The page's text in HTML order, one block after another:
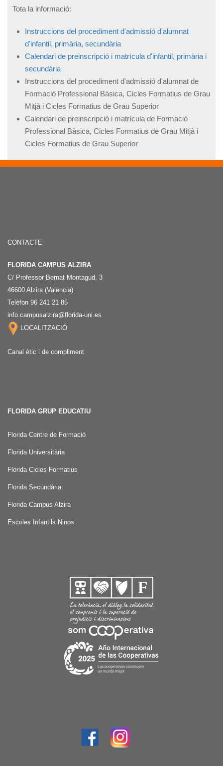
Tota la informació:
Instruccions del procediment d'admissió d'alumnat
d'infantil, primària, secundària
Calendari de preinscripció i matrícula d'infantil, primària i
secundària
Instruccions del procediment d'admissió d'alumnat de
Formació Professional Bàsica, Cicles Formatius de Grau
Mitjà i Cicles Formatius de Grau Superior
Calendari de preinscripció i matrícula de Formació
Professional Bàsica, Cicles Formatius de Grau Mitjà i
Cicles Formatius de Grau Superior
CONTACTE
FLORIDA CAMPUS ALZIRA
C/ Professor Bernat Montagud, 3
46600 Alzira (Valencia)
Telèfon 96 241 21 85
info.campusalzira@florida-uni.es
LOCALITZACIÓ
Canal ètic i de compliment
FLORIDA GRUP EDUCATIU
Florida Centre de Formació
Florida Universitària
Florida Cicles Formatius
Florida Secundària
Florida Campus Alzira
Escoles Infantils Ninos